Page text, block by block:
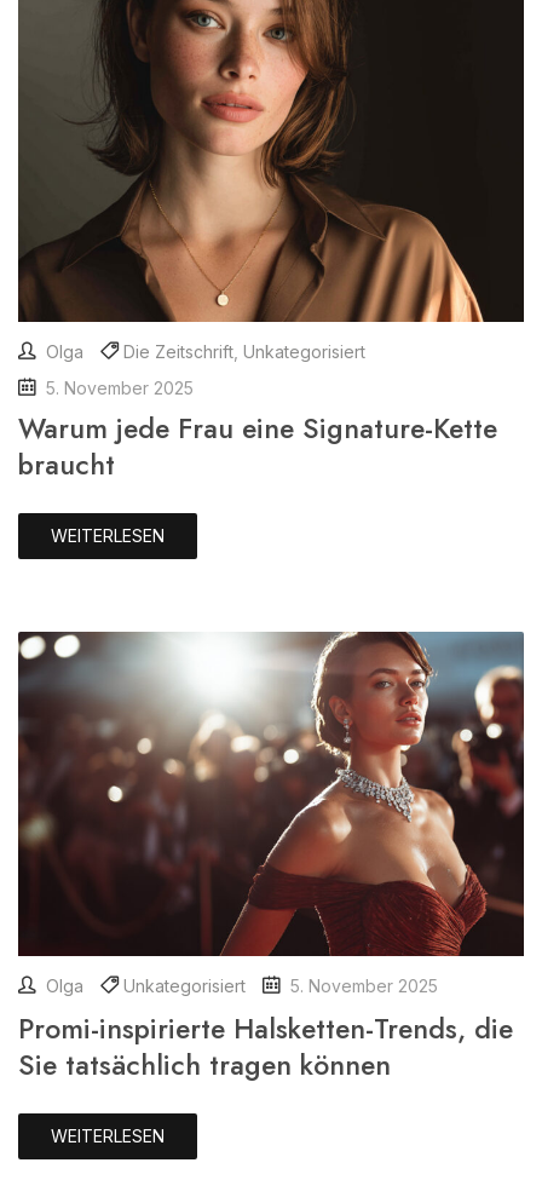
Olga Die Zeitschrift Unkategorisiert
5. November 2025
Warum jede Frau eine Signature-Kette
braucht
WEITERLESEN
Olga Unkategorisiert 5. November 2025
Promi-inspirierte Halsketten-Trends, die
Sie tatsächlich tragen können
WEITERLESEN